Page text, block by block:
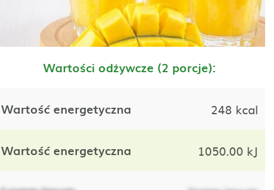
Wartości odżywcze (2 porcje):
Wartość energetyczna 248 kcal
Wartość energetyczna 1050.00 kJ